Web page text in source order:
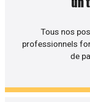
Tous nos
professionnels
de